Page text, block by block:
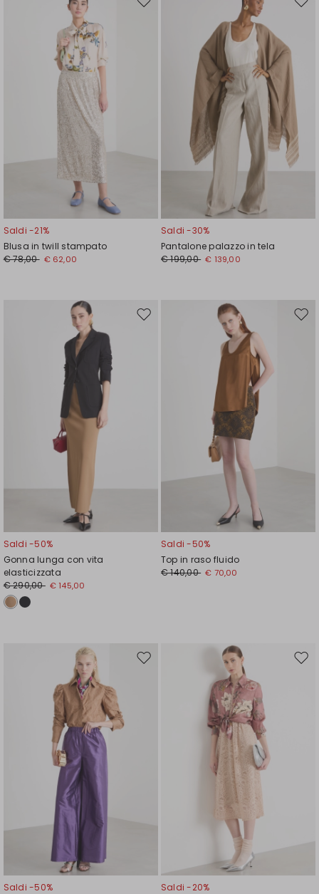
Sposta
Saldi -21%
Blusa in twill stampato
€ 78,00 € 62,00
Saldi -30%
Pantalone palazzo in tela
€ 199,00 € 139,00
Sposta
Saldi -50%
Gonna lunga con vita
elasticizzata
€ 290,00 € 145,00
Saldi -50%
Top in raso fluido
€ 140,00 € 70,00
Sposta
Saldi -50%
Saldi -20%